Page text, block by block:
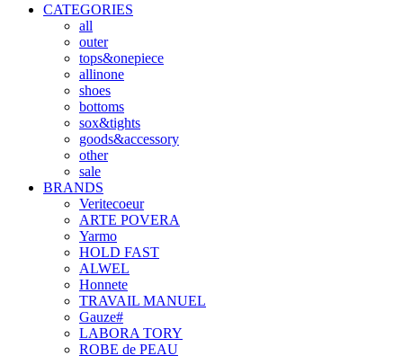
CATEGORIES
all
outer
tops&onepiece
allinone
shoes
bottoms
sox&tights
goods&accessory
other
sale
BRANDS
Veritecoeur
ARTE POVERA
Yarmo
HOLD FAST
ALWEL
Honnete
TRAVAIL MANUEL
Gauze#
LABORA TORY
ROBE de PEAU